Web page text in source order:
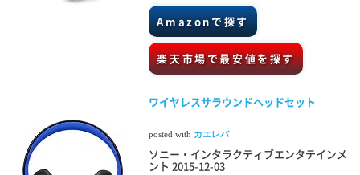
Amazonで探す
楽天市場で最安値を探す
ワイヤレスサラウンドヘッドセット
posted with カエレバ
ソニー・インタラクティブエンタテインメ
ント 2015-12-03